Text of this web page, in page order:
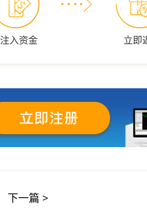
注入资金 立即
下一篇 >